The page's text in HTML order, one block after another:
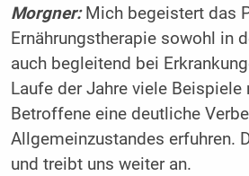
Morgner:Mich begeistert das
Ernährungstherapie sowohl in
auch begleitend bei
Laufe der Jahre viele
Betroffene eine deutliche
Allgemeinzustandes erfuhren.
und treibt uns weiter an.